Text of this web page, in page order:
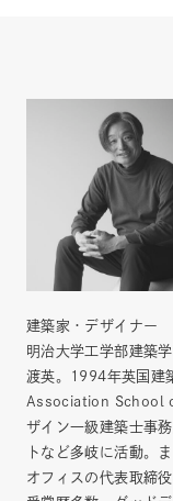
建築家・デザイナー
明治大学工学部建築
渡英。1994年英国建
Association School
ザイン一級建築士事
トなど多岐に活動。
オフィスの代表取締